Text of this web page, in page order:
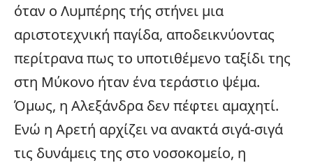
όταν ο Λυμπέρης τής στήνει μια
αριστοτεχνική παγίδα, αποδεικνύοντας
περίτρανα πως το υποτιθέμενο ταξίδι της
στη Μύκονο ήταν ένα τεράστιο ψέμα.
Όμως, η Αλεξάνδρα δεν πέφτει αμαχητί.
Ενώ η Αρετή αρχίζει να ανακτά σιγά-σιγά
τις δυνάμεις της στο νοσοκομείο, η